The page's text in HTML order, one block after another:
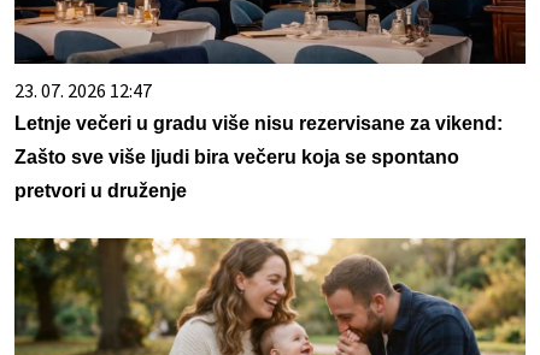
23. 07. 2026 12:47
Letnje večeri u gradu više nisu rezervisane za vikend:
Zašto sve više ljudi bira večeru koja se spontano
pretvori u druženje